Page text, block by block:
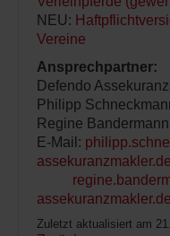
NEU:
Vereine
Ansprechpartner:
Defendo
Philipp
Regine
E-Mail:
assekuranzmakler.de
assekuranzmakler.de
Zuletzt aktualisiert am